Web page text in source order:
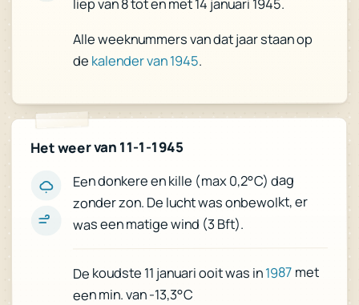
Alle weeknummers van dat jaar staan op
de kalender van 1945.
Het weer van 11-1-1945
Een donkere en kille (max 0,2°C) dag
zonder zon. De lucht was onbewolkt, er
was een matige wind (3 Bft).
De koudste 11 januari ooit was in1987 met
een min. van -13,3°C